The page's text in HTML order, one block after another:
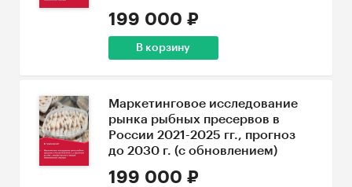
199 000 ₽
В корзину
Маркетинговое исследование
рынка рыбных пресервов в
России 2021-2025 гг., прогноз
до 2030 г. (с обновлением)
199 000 ₽